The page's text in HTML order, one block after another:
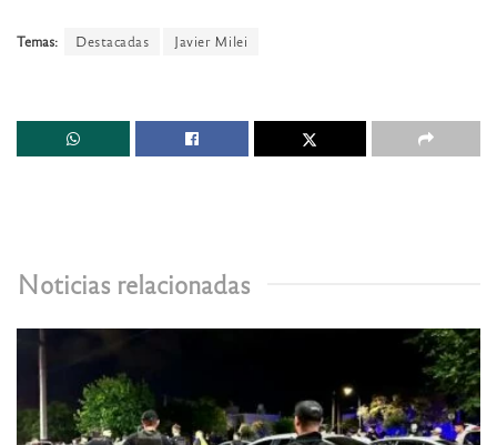
Temas: Destacadas Javier Milei
Noticias relacionadas